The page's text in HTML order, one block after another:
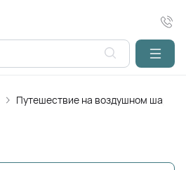
Путешествие на воздушном шаре